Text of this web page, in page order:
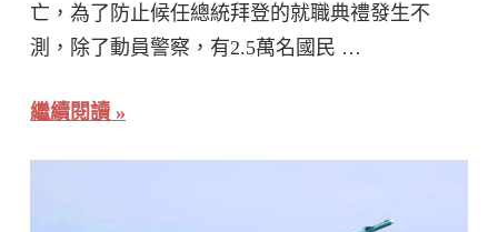
亡，為了防止候任總統拜登的就職典禮發生不
測，除了動員警察，有2.5萬名國民 …
繼續閱讀